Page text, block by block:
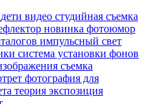
дети видео студийная съемка
новинка фотоюмор
импульсный свет
система установки фонов
съемка
фотография для
теория экспозиция